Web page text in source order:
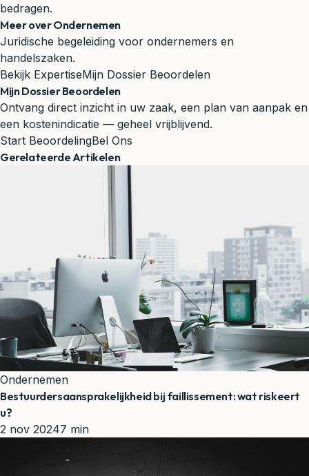
bedragen.
Meer over Ondernemen
Juridische begeleiding voor ondernemers en
handelszaken.
Bekijk ExpertiseMijn Dossier Beoordelen
Mijn Dossier Beoordelen
Ontvang direct inzicht in uw zaak, een plan van aanpak en
een kostenindicatie — geheel vrijblijvend.
Start BeoordelingBel Ons
Gerelateerde Artikelen
Ondernemen
Bestuurdersaansprakelijkheid bij faillissement: wat riskeert
u?
2 nov 20247 min